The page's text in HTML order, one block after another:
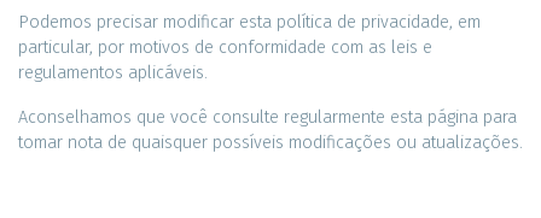
Podemos precisar modificar esta política de privacidade, em
particular, por motivos de conformidade com as leis e
regulamentos aplicáveis.
Aconselhamos que você consulte regularmente esta página para
tomar nota de quaisquer possíveis modificações ou atualizações.